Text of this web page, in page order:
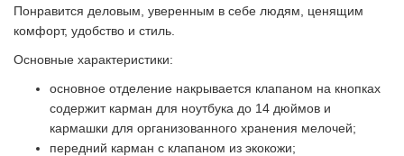
Понравится деловым, уверенным в себе людям, ценящим
комфорт, удобство и стиль.
Основные характеристики:
основное отделение накрывается клапаном на кнопках
содержит карман для ноутбука до 14 дюймов и
кармашки для организованного хранения мелочей;
передний карман с клапаном из экокожи;